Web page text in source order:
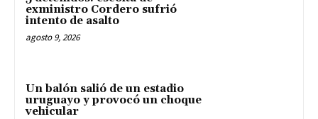
exministro Cordero sufrió
intento de asalto
agosto 9, 2026
Un balón salió de un estadio
uruguayo y provocó un choque
vehicular